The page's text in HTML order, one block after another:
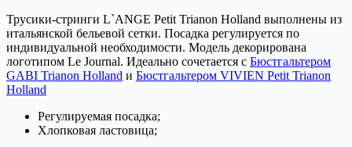
Трусики-стринги L`ANGE Petit Trianon Holland выполнены из
итальянской бельевой сетки. Посадка регулируется по
индивидуальной необходимости. Модель декорирована
логотипом Le Journal. Идеально сочетается с Бюстгальтером
GABI Trianon Holland и Бюстгальтером VIVIEN Petit Trianon
Holland
Регулируемая посадка;
Хлопковая ластовица;